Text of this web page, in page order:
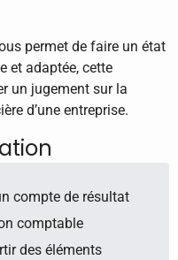
permet de faire un état
et adaptée, cette
un jugement sur la
d’une entreprise.
compte de résultat
comptable
des éléments